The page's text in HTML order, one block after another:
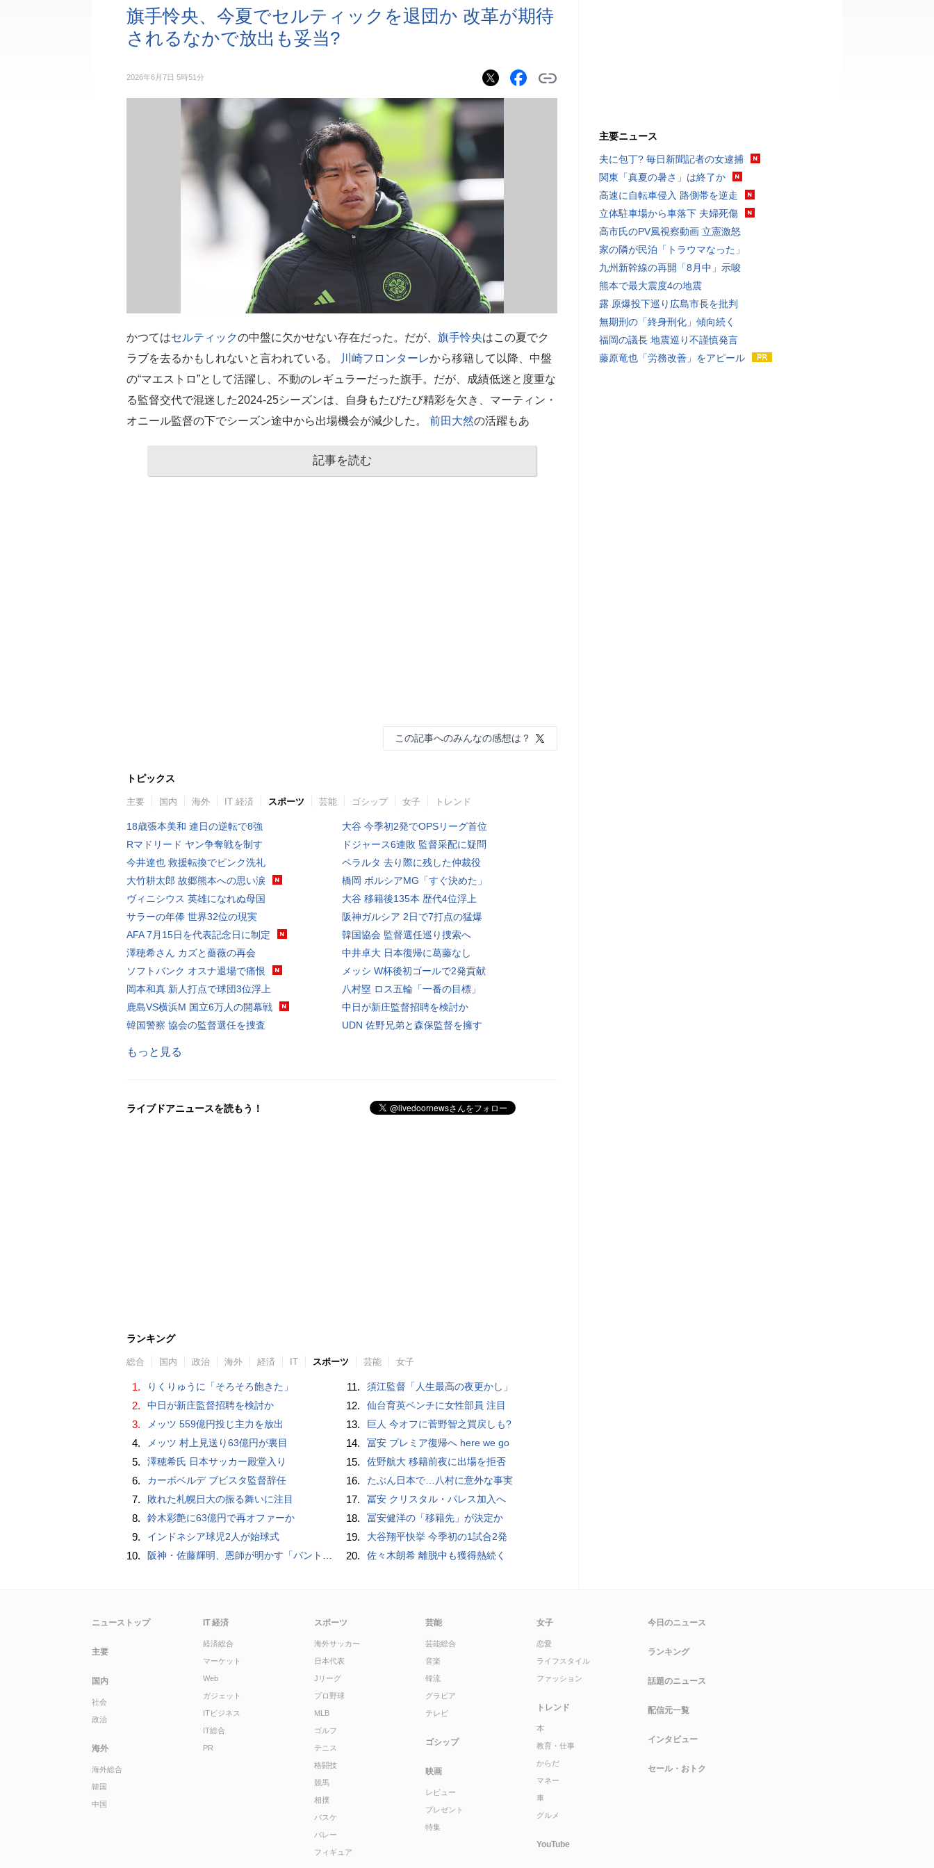
旗手怜央、今夏でセルティックを退団か 改革が期待
されるなかで放出も妥当?
2026年6月7日 5時51分
かつてはセルティックの中盤に欠かせない存在だった。だが、 旗手怜央はこの夏でク
ラブを去るかもしれないと言われている。
川崎フロンターレから移籍して以降、中盤
の“マエストロ”として活躍し、不動のレギュラーだった旗手。だが、成績低迷と度重な
る監督交代で混迷した2024-25シーズンは、自身もたびたび精彩を欠き、マーティン・
オニール監督の下でシーズン途中から出場機会が減少した。 前田大然の活躍もあ
記事を読む
この記事へのみんなの感想は？
トピックス
主要 国内 海外 IT 経済 スポーツ 芸能 ゴシップ 女子 トレンド
18歳張本美和 連日の逆転で8強
Rマドリード ヤン争奪戦を制す
今井達也 救援転換でピンク洗礼
大竹耕太郎 故郷熊本への思い涙
ヴィニシウス 英雄になれぬ母国
サラーの年俸 世界32位の現実
AFA 7月15日を代表記念日に制定
澤穂希さん カズと薔薇の再会
ソフトバンク オスナ退場で痛恨
岡本和真 新人打点で球団3位浮上
鹿島VS横浜M 国立6万人の開幕戦
韓国警察 協会の監督選任を捜査
大谷 今季初2発でOPSリーグ首位
ドジャース6連敗 監督采配に疑問
ペラルタ 去り際に残した仲裁役
橋岡 ボルシアMG「すぐ決めた」
大谷 移籍後135本 歴代4位浮上
阪神ガルシア 2日で7打点の猛爆
韓国協会 監督選任巡り捜索へ
中井卓大 日本復帰に葛藤なし
メッシ W杯後初ゴールで2発貢献
八村塁 ロス五輪「一番の目標」
中日が新庄監督招聘を検討か
UDN 佐野兄弟と森保監督を擁す
もっと見る
ライブドアニュースを読もう！
ランキング
総合 国内 政治 海外 経済 IT スポーツ 芸能 女子
1. りくりゅうに「そろそろ飽きた」
2. 中日が新庄監督招聘を検討か
3. メッツ 559億円投じ主力を放出
4. メッツ 村上見送り63億円が裏目
5. 澤穂希氏 日本サッカー殿堂入り
6. カーボベルデ ブビスタ監督辞任
7. 敗れた札幌日大の振る舞いに注目
8. 鈴木彩艶に63億円で再オファーか
9. インドネシア球児2人が始球式
10. 阪神・佐藤輝明、恩師が明かす「バント拒否でホームラン」の“やんちゃ坊主”時代
11. 須江監督「人生最高の夜更かし」
12. 仙台育英ベンチに女性部員 注目
13. 巨人 今オフに菅野智之買戻しも?
14. 冨安 プレミア復帰へ here we go
15. 佐野航大 移籍前夜に出場を拒否
16. たぶん日本で…八村に意外な事実
17. 冨安 クリスタル・パレス加入へ
18. 冨安健洋の「移籍先」が決定か
19. 大谷翔平快挙 今季初の1試合2発
20. 佐々木朗希 離脱中も獲得熱続く
主要ニュース
夫に包丁? 毎日新聞記者の女逮捕
関東「真夏の暑さ」は終了か
高速に自転車侵入 路側帯を逆走
立体駐車場から車落下 夫婦死傷
高市氏のPV風視察動画 立憲激怒
家の隣が民泊「トラウマなった」
九州新幹線の再開「8月中」示唆
熊本で最大震度4の地震
露 原爆投下巡り広島市長を批判
無期刑の「終身刑化」傾向続く
福岡の議長 地震巡り不謹慎発言
藤原竜也「労務改善」をアピール
ニューストップ
主要
国内
社会
政治
海外
海外総合
韓国
中国
IT 経済
経済総合
マーケット
Web
ガジェット
ITビジネス
IT総合
PR
スポーツ
海外サッカー
日本代表
Jリーグ
プロ野球
MLB
ゴルフ
テニス
格闘技
競馬
相撲
バスケ
バレー
フィギュア
芸能
芸能総合
音楽
韓流
グラビア
テレビ
ゴシップ
映画
レビュー
プレゼント
特集
女子
恋愛
ライフスタイル
ファッション
トレンド
本
教育・仕事
からだ
マネー
車
グルメ
YouTube
今日のニュース
ランキング
話題のニュース
配信元一覧
インタビュー
セール・おトク